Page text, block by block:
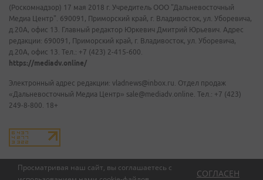
Просматривая наш сайт, вы соглашаетесь с
СОГЛАСЕН
(Роскомнадзор) 17 мая 2018 г. Учредитель ООО "Дальневосточный
Медиа Центр". 690091, Приморский край, г. Владивосток, ул. Уборевича,
д.20А, офис 13. Главный редактор Юркевич Дмитрий Юрьевич. Адрес
редакции: 690091, Приморский край, г. Владивосток, ул. Уборевича,
д.20А, офис 13. Тел.: +7 (423) 2-415-600.
https://mediadv.online/
Электронный адрес редакции: vladnews@inbox.ru. Отдел продаж
«Дальневосточный Медиа Центр» sale@mediadv.online. Тел.: +7 (423)
249-8-800. 18+